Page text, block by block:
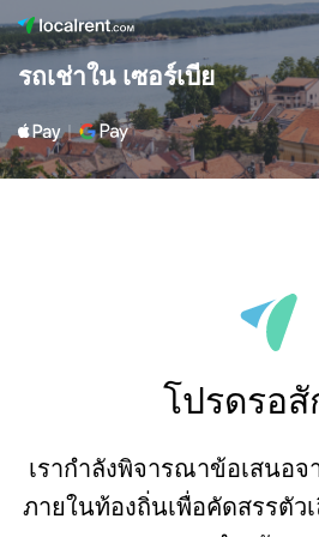
รถเช่าใน เซอร์เบีย
โปรดรอ
เรากำลังพิจารณาข้อเสนอ
ภายในท้องถิ่นเพื่อคัดสรรตัว